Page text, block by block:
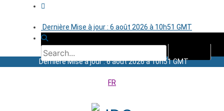
Dernière Mise à jour : 6 août 2026 à 10h51 GMT
Dernière Mise à jour : 6 août 2026 à 10h51 GMT
FR